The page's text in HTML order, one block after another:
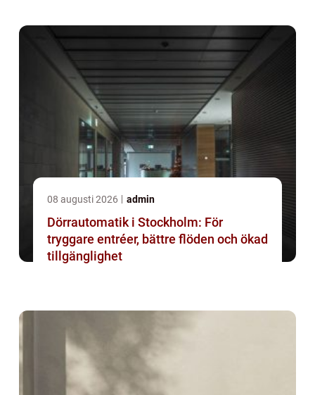
08 augusti 2026 admin
Dörrautomatik i Stockholm: För
tryggare entréer, bättre flöden och ökad
tillgänglighet